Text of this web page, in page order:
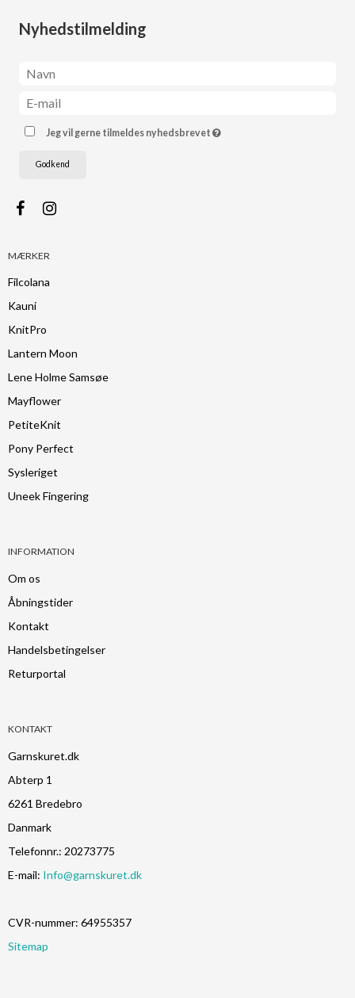
Nyhedstilmelding
Jeg vil gerne tilmeldes nyhedsbrevet
Godkend
MÆRKER
Filcolana
Kauni
KnitPro
Lantern Moon
Lene Holme Samsøe
Mayflower
PetiteKnit
Pony Perfect
Sysleriget
Uneek Fingering
INFORMATION
Om os
Åbningstider
Kontakt
Handelsbetingelser
Returportal
KONTAKT
Garnskuret.dk
Abterp 1
6261 Bredebro
Danmark
Telefonnr.: 20273775
E-mail: Info@garnskuret.dk
CVR-nummer: 64955357
Sitemap